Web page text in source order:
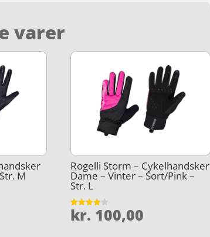
varer
M
Rogelli Storm – Cykelhandsker
Dame – Vinter – Sort/Pink –
Str. L
Vurderet
3.8
kr. 100,00